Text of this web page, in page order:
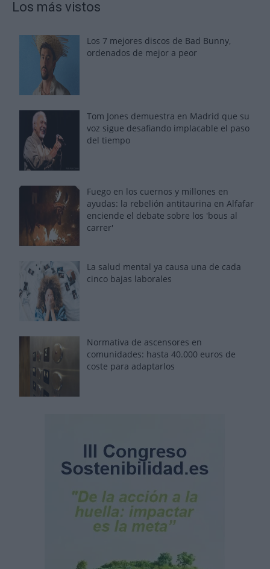
Los más vistos
Los 7 mejores discos de Bad Bunny,
ordenados de mejor a peor
Tom Jones demuestra en Madrid que su
voz sigue desafiando implacable el paso
del tiempo
Fuego en los cuernos y millones en
ayudas: la rebelión antitaurina en Alfafar
enciende el debate sobre los 'bous al
carrer'
La salud mental ya causa una de cada
cinco bajas laborales
Normativa de ascensores en
comunidades: hasta 40.000 euros de
coste para adaptarlos